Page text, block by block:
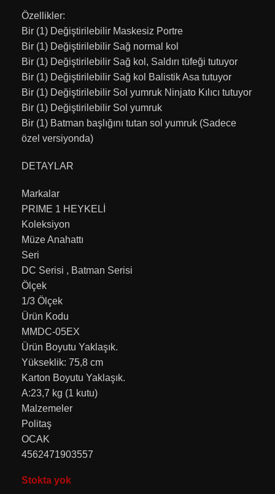
Özellikler:
Bir (1) Değiştirilebilir Maskesiz Portre
Bir (1) Değiştirilebilir Sağ normal kol
Bir (1) Değiştirilebilir Sağ kol, Saldırı tüfeği tutuyor
Bir (1) Değiştirilebilir Sağ kol Balistik Asa tutuyor
Bir (1) Değiştirilebilir Sol yumruk Ninjato Kılıcı tutuyor
Bir (1) Değiştirilebilir Sol yumruk
Bir (1) Batman başlığını tutan sol yumruk (Sadece
özel versiyonda)
DETAYLAR
Markalar
PRIME 1 HEYKELİ
Koleksiyon
Müze Anahattı
Seri
DC Serisi , Batman Serisi
Ölçek
1/3 Ölçek
Ürün Kodu
MMDC-05EX
Ürün Boyutu Yaklaşık.
Yükseklik: 75,8 cm
Karton Boyutu Yaklaşık.
A:23,7 kg (1 kutu)
Malzemeler
Politaş
OCAK
4562471903557
Stokta yok